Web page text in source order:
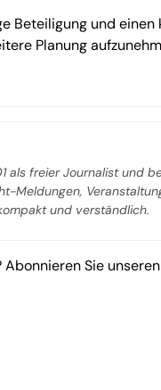
Beteiligung und
Planung
als freier Journalist und
Meldungen,
und verständlich.
Sie unseren